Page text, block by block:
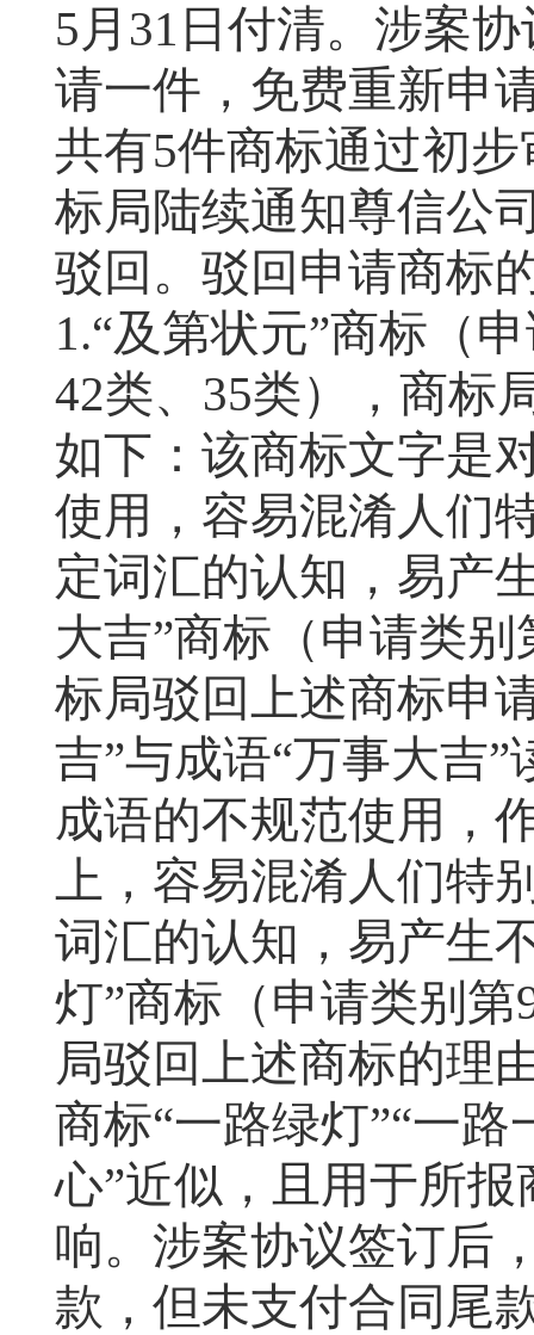
5月 31 日付清。涉案
请一件，免费重新申
共有5件商标通过初
标局陆续通知尊信公
驳回。驳回申请商标
1.“及第状元”商标（
42类、 35类），商标
如下：该商标文字是
使用，容易混淆人们
定词汇的认知，易产
大吉”商标（申请类别
标局驳回上述商标申
吉”与成语“万事大吉
成语的不规范使用，
上，容易混淆人们特
词汇的认知，易产生
灯”商标（申请类别第
局驳回上述商标的理
商标“一路绿灯”“一
心”近似，且用于所
响。涉案协议签订后
款，但未支付合同尾